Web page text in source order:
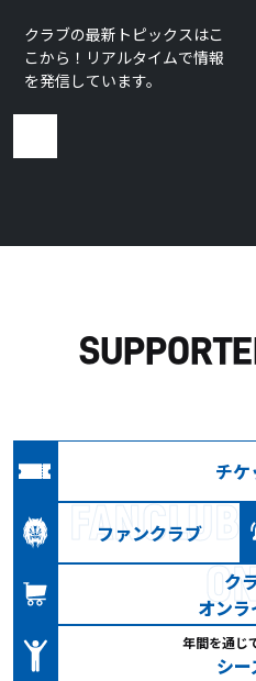
クラブの最新トピックスはこ
こから！リアルタイムで情報
を発信しています。
チ
ファンクラブ
FANCLUB
ク
オン
年間を通じ
シ